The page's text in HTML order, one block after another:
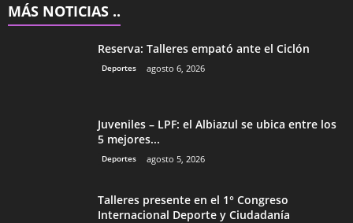
MÁS NOTICIAS ..
Reserva: Talleres empató ante el Ciclón
Deportes agosto 6, 2026
Juveniles – LPF: el Albiazul se ubica entre los
5 mejores...
Deportes agosto 5, 2026
Talleres presente en el 1° Congreso
Internacional Deporte y Ciudadanía